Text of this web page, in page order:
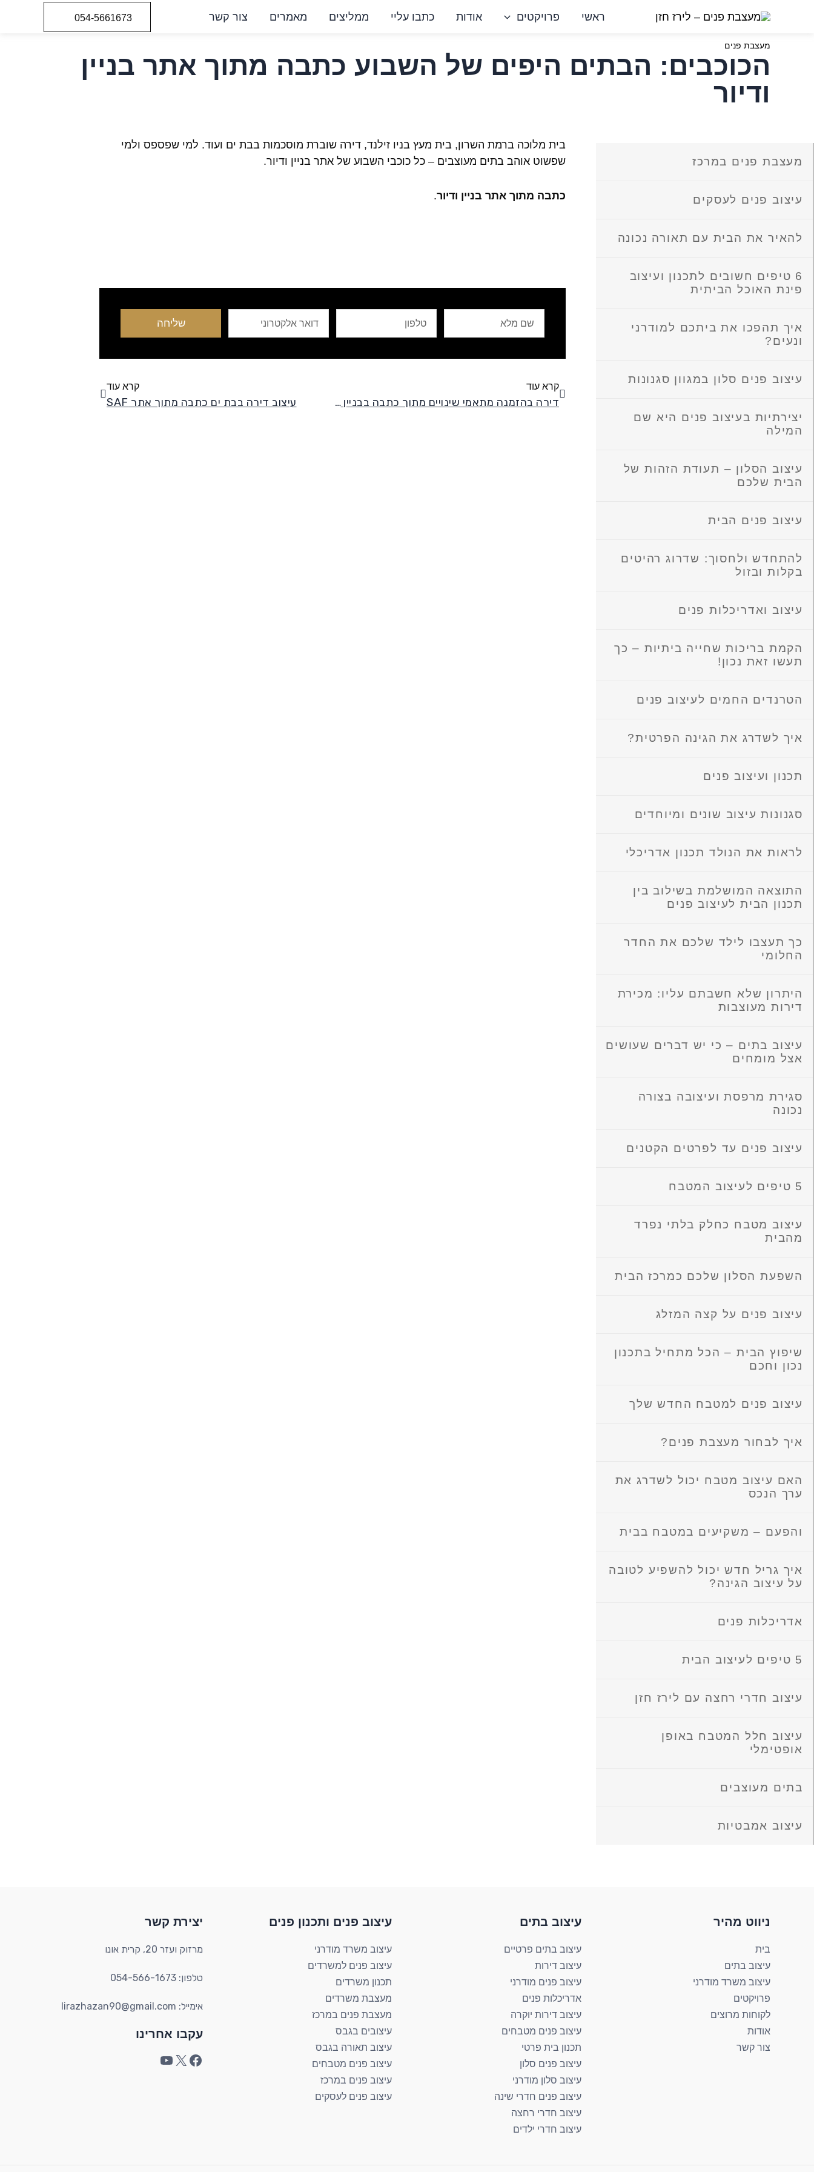
ראשי פרויקטים אודות כתבו עליי ממליצים מאמרים צור קשר 054-5661673
מעצבת פנים
הכוכבים: הבתים היפים של השבוע כתבה מתוך אתר בניין
ודיור
מעצבת פנים במרכז
עיצוב פנים לעסקים
להאיר את הבית עם תאורה נכונה
6 טיפים חשובים לתכנון ועיצוב
פינת האוכל הביתית
איך תהפכו את ביתכם למודרני
ונעים?
עיצוב פנים סלון במגוון סגנונות
יצירתיות בעיצוב פנים היא שם
המילה
עיצוב הסלון – תעודת הזהות של
הבית שלכם
עיצוב פנים הבית
להתחדש ולחסוך: שדרוג רהיטים
בקלות ובזול
עיצוב ואדריכלות פנים
הקמת בריכות שחייה ביתיות – כך
תעשו זאת נכון!
הטרנדים החמים לעיצוב פנים
איך לשדרג את הגינה הפרטית?
תכנון ועיצוב פנים
סגנונות עיצוב שונים ומיוחדים
לראות את הנולד תכנון אדריכלי
התוצאה המושלמת בשילוב בין
תכנון הבית לעיצוב פנים
כך תעצבו לילד שלכם את החדר
החלומי
היתרון שלא חשבתם עליו: מכירת
דירות מעוצבות
עיצוב בתים – כי יש דברים שעושים
אצל מומחים
סגירת מרפסת ועיצובה בצורה
נכונה
עיצוב פנים עד לפרטים הקטנים
5 טיפים לעיצוב המטבח
עיצוב מטבח כחלק בלתי נפרד
מהבית
השפעת הסלון שלכם כמרכז הבית
עיצוב פנים על קצה המזלג
שיפוץ הבית – הכל מתחיל בתכנון
נכון וחכם
עיצוב פנים למטבח החדש שלך
איך לבחור מעצבת פנים?
האם עיצוב מטבח יכול לשדרג את
ערך הנכס
והפעם – משקיעים במטבח בבית
איך גריל חדש יכול להשפיע לטובה
על עיצוב הגינה?
אדריכלות פנים
5 טיפים לעיצוב הבית
עיצוב חדרי רחצה עם לירז חזן
עיצוב חלל המטבח באופן
אופטימלי
בתים מעוצבים
עיצוב אמבטיות
בית מלוכה ברמת השרון, בית מעץ בניו זילנד, דירה שוברת מוסכמות בבת ים ועוד. למי שפספס ולמי
שפשוט אוהב בתים מעוצבים – כל כוכבי השבוע של אתר בניין ודיור.
כתבה מתוך אתר בניין ודיור.
טלפון
שליחה
קרא עוד
דירה בהזמנה מתאמי שינויים מתוך כתבה בבניין דיור
קרא עוד
עיצוב דירה בבת ים כתבה מתוך אתר SAF
ניווט מהיר
בית
עיצוב בתים
עיצוב משרד מודרני
פרויקטים
לקוחות מרוצים
אודות
צור קשר
עיצוב בתים​
עיצוב בתים פרטיים
עיצוב דירות
עיצוב פנים מודרני
אדריכלות פנים
עיצוב דירות יוקרה
עיצוב פנים מטבחים
תכנון בית פרטי
עיצוב פנים סלון
עיצוב סלון מודרני
עיצוב פנים חדרי שינה
עיצוב חדרי רחצה
עיצוב חדרי ילדים
עיצוב פנים ותכנון פנים​
עיצוב משרד מודרני
עיצוב פנים למשרדים
תכנון משרדים
מעצבת משרדים
מעצבת פנים במרכז
עיצובים בגבס
עיצוב תאורה בגבס
עיצוב פנים מטבחים
עיצוב פנים במרכז
עיצוב פנים לעסקים
יצירת קשר​
מרזוק ועזר 20, קרית אונו​
טלפון: 054-566-1673
אימייל: lirazhazan90@gmail.com
עקבו אחרינו